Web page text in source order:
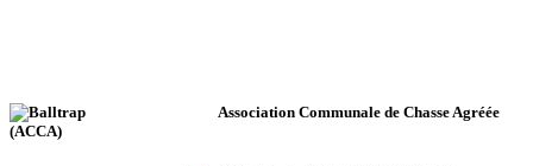
Association Communale de Chasse Agréée
(ACCA)